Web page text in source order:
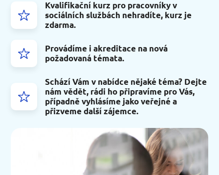
Kvalifikační kurz pro pracovníky v
sociálních službách nehradíte, kurz je
zdarma.
Provádíme i akreditace na nová
požadovaná témata.
Schází Vám v nabídce nějaké téma? Dejte
nám vědět, rádi ho připravíme pro Vás,
případně vyhlásíme jako veřejné a
přizveme další zájemce.